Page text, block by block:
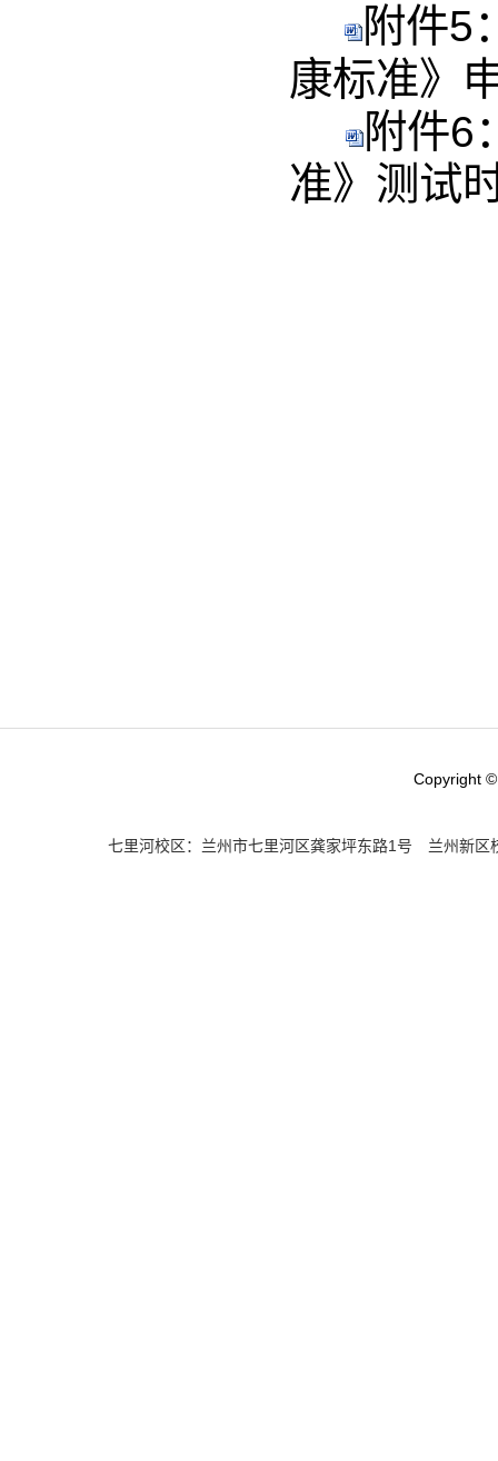
附件5
康标准》
附件6
准》测试
Copyright
七里河校区：兰州市七里河区龚家坪东路1号 兰州新